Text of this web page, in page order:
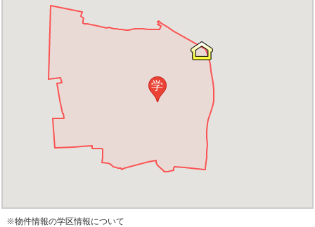
学
※物件情報の学区情報について